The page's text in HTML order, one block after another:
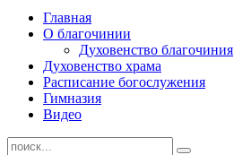
Главная
О благочинии
Духовенство благочиния
Духовенство храма
Расписание богослужения
Гимназия
Видео